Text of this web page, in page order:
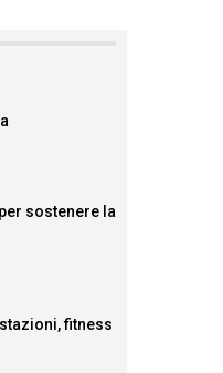
sostenere la
fitness